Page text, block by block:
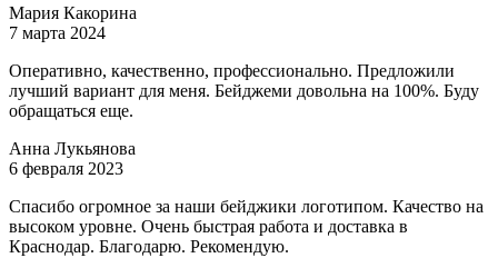
Мария Какорина
7 марта 2024
Оперативно, качественно, профессионально. Предложили
лучший вариант для меня. Бейджеми довольна на 100%. Буду
обращаться еще.
Анна Лукьянова
6 февраля 2023
Спасибо огромное за наши бейджики логотипом. Качество на
высоком уровне. Очень быстрая работа и доставка в
Краснодар. Благодарю. Рекомендую.